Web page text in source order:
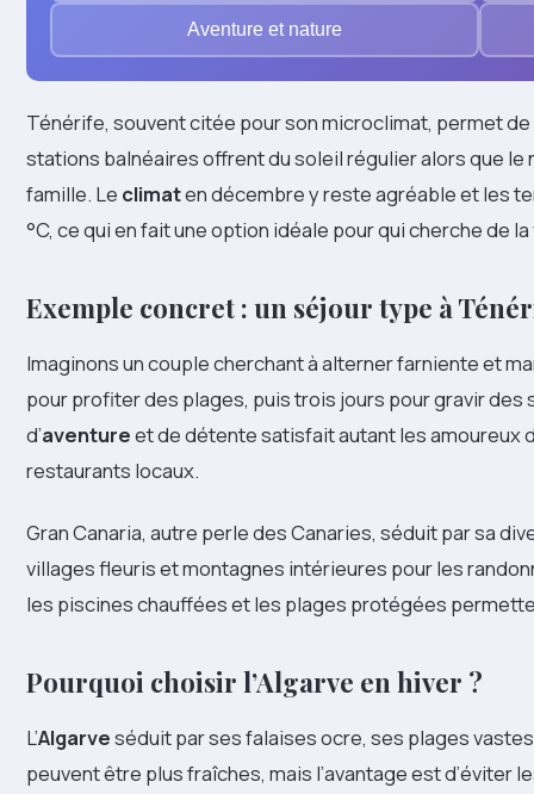
Aventure et nature
Ténérife, souvent citée pour son microclimat, permet
stations balnéaires offrent du soleil régulier alors que le
famille. Le climaten décembre y reste agréable et les
°C, ce qui en fait une option idéale pour qui cherche de
Exemple concret : un séjour type à
Imaginons un couple cherchant à alterner farniente et
pour profiter des plages, puis trois jours pour gravir des
d’aventureet de détente satisfait autant les amoureux
restaurants locaux.
Gran Canaria, autre perle des Canaries, séduit par sa
villages fleuris et montagnes intérieures pour les
les piscines chauffées et les plages protégées
Pourquoi choisir l’Algarve en hiver ?
L’Algarveséduit par ses falaises ocre, ses plages
peuvent être plus fraîches, mais l’avantage est d’éviter